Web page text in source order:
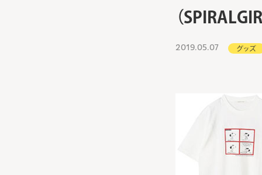
（
2019.05.07 グッズ